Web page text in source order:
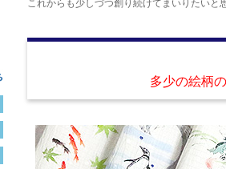
これからも少しづつ創り続けてまいりたいと
多少の絵柄